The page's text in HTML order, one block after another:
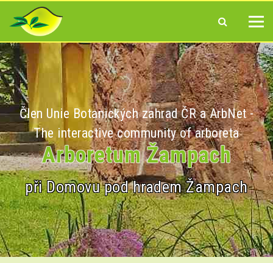
Člen Unie Botanických zahrad ČR a ArbNet -
The interactive community of arboreta
Arboretum Žampach
při Domovu pod hradem Žampach